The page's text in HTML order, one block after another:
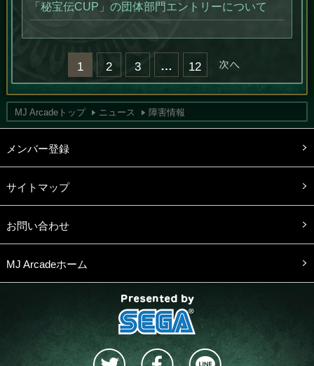
「秘宝伝CUP」の団体部門エントリーについて
1 2 3 … 12
MJ Arcadeトップ ニュース 障害情報
メンバー登録
サイトマップ
お問い合わせ
MJ Arcadeホーム